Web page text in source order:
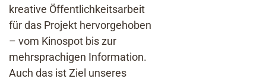
kreative Öffentlichkeitsarbeit
für das Projekt hervorgehoben
– vom Kinospot bis zur
mehrsprachigen Information.
Auch das ist Ziel unseres